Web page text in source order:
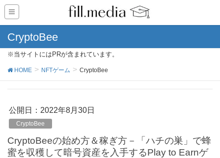
CryptoBee
※当サイトにはPRが含まれています。
HOME NFTゲーム CryptoBee
公開日： 2022年8月30日
CryptoBee
CryptoBeeの始め方＆稼ぎ方－「ハチの巣」で蜂
蜜を収穫して暗号資産を入手するPlay to Earnゲ